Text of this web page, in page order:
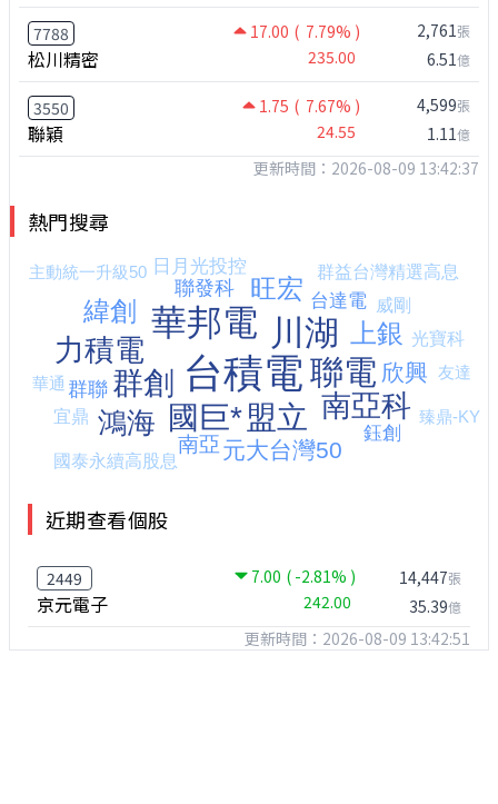
7788 17.00 ( 7.79% )
松川精密 235.00
2,761張
6.51億
3550 1.75 ( 7.67% )
聯穎 24.55
4,599張
1.11億
更新時間：2026-08-09 13:42:37
熱門搜尋
近期查看個股
2449 7.00 ( -2.81% )
京元電子 242.00
14,447張
35.39億
更新時間：2026-08-09 13:42:51